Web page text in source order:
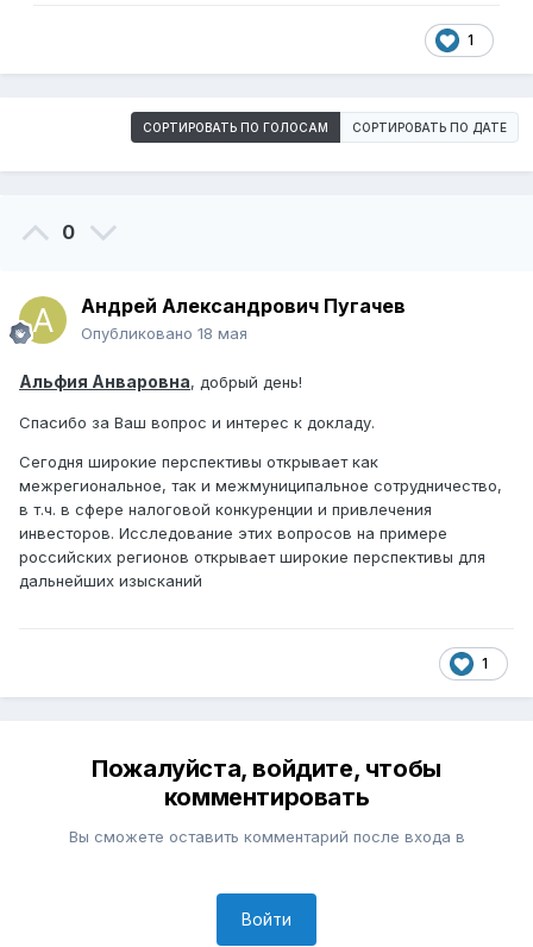
1
СОРТИРОВАТЬ ПО ГОЛОСАМ СОРТИРОВАТЬ ПО ДАТЕ
0
Андрей Александрович Пугачев
Опубликовано 18 мая
Альфия Анваровна, добрый день!
Спасибо за Ваш вопрос и интерес к докладу.
Сегодня широкие перспективы открывает как
межрегиональное, так и межмуниципальное сотрудничество,
в т.ч. в сфере налоговой конкуренции и привлечения
инвесторов. Исследование этих вопросов на примере
российских регионов открывает широкие перспективы для
дальнейших изысканий
1
Пожалуйста, войдите, чтобы
комментировать
Вы сможете оставить комментарий после входа в
Войти